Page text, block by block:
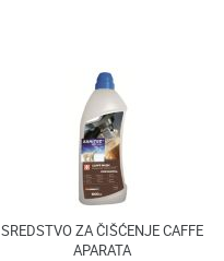
SREDSTVO ZA ČIŠĆENJE CAFFE
APARATA